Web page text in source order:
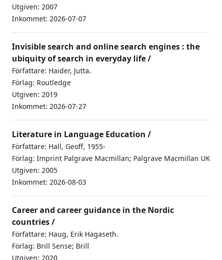
Utgiven: 2007
Inkommet: 2026-07-07
Invisible search and online search engines : the
ubiquity of search in everyday life /
Författare: Haider, Jutta.
Förlag: Routledge
Utgiven: 2019
Inkommet: 2026-07-27
Literature in Language Education /
Författare: Hall, Geoff, 1955-
Förlag: Imprint Palgrave Macmillan; Palgrave Macmillan UK
Utgiven: 2005
Inkommet: 2026-08-03
Career and career guidance in the Nordic
countries /
Författare: Haug, Erik Hagaseth.
Förlag: Brill Sense; Brill
Utgiven: 2020